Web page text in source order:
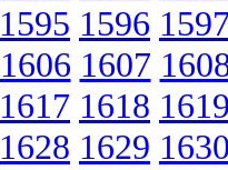
1595 1596
1606 1607
1617 1618
1628 1629